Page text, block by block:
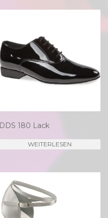
DDS 180 Lack
WEITERLESEN